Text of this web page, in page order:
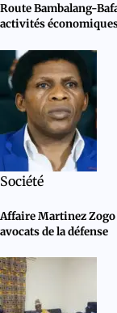
Route Bambalang-
activités
Société
Affaire Martinez Zogo
avocats de la défense